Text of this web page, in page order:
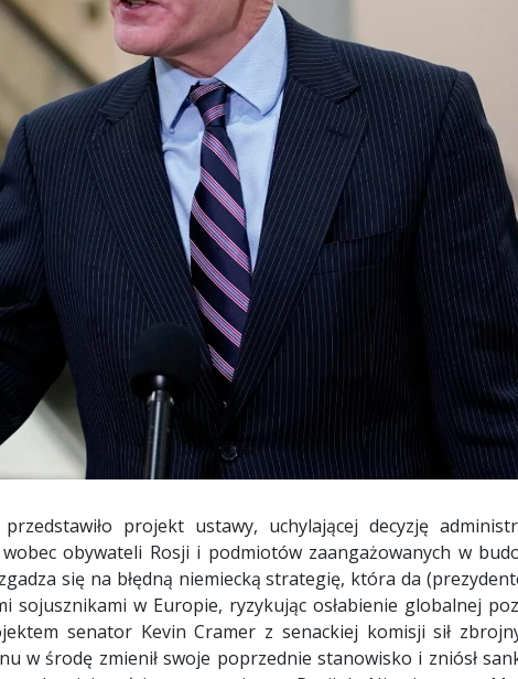
projekt ustawy, uchylającej decyzję
obywateli Rosji i podmiotów zaangażowanych w
się na błędną niemiecką strategię, która da
sojusznikami w Europie, ryzykując osłabienie globalnej
senator Kevin Cramer z senackiej komisji sił
w środę zmienił swoje poprzednie stanowisko i zniósł